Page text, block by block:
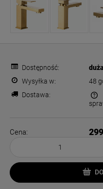
Dostępność:
Wysyłka w:
48
Dostawa:
Cena nie zawiera
Cena: